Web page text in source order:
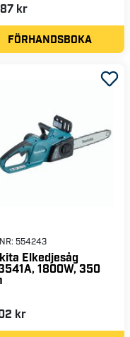
kr
FÖRHANDSBOKA
554243
Elkedjesåg
1800W, 350
kr